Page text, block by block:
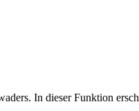
In dieser Funktion